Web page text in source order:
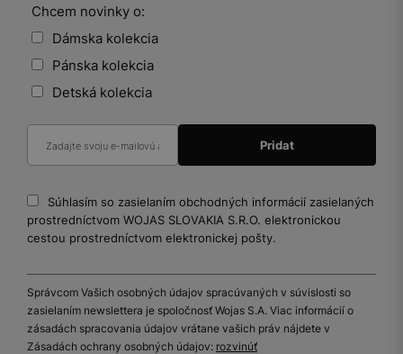
Chcem novinky o:
Dámska kolekcia
Pánska kolekcia
Detská kolekcia
Súhlasím so zasielaním obchodných informácií zasielaných
prostredníctvom WOJAS SLOVAKIA S.R.O. elektronickou
cestou prostredníctvom elektronickej pošty.
Správcom Vašich osobných údajov spracúvaných v súvislosti so
zasielaním newslettera je spoločnosť Wojas S.A. Viac informácií o
zásadách spracovania údajov vrátane vašich práv nájdete v
Zásadách ochrany osobných údajov: rozvinúť